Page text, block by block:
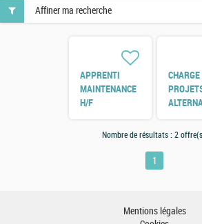
APPRENTI
MAINTENANCE
H/F
CHARGE
Affiner ma recherche
Nombre de résultats : 2
1
Mentions légales